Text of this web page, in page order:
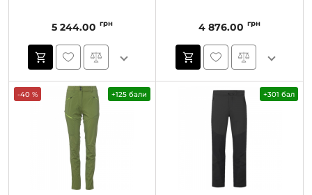
5 244.00 грн 4 876.00 грн
-40 % +125 бали +301 бал